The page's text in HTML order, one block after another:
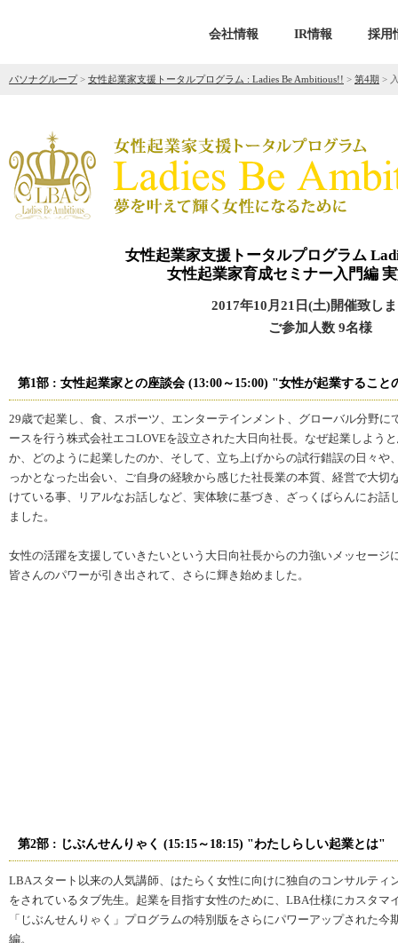
会社情報 IR情報 採用
パソナグループ> 女性起業家支援トータルプログラム : Ladies Be Ambitious!! > 第4期 >
女性起業家支援トータルプログラム
女性起業家育成セミナー入門編
2017年10月21日(土)開催致し
ご参加人数 9名様
第1部 : 女性起業家との座談会 (13:00～15:00) "女性が起業すること
29歳で起業し、食、スポーツ、エンターテインメント、グローバル分野に
ースを行う株式会社エコLOVEを設立された大日向社長。なぜ起業しよう
か、どのように起業したのか、そして、立ち上げからの試行錯誤の日々や
っかとなった出会い、ご自身の経験から感じた社長業の本質、経営で大切
けている事、リアルなお話しなど、実体験に基づき、ざっくばらんにお話
ました。
女性の活躍を支援していきたいという大日向社長からの力強いメッセージ
皆さんのパワーが引き出されて、さらに輝き始めました。
第2部 : じぶんせんりゃく (15:15～18:15) "わたしらしい起業とは"
LBAスタート以来の人気講師、はたらく女性に向けに独自のコンサルティ
をされているタブ先生。起業を目指す女性のために、LBA仕様にカスタマ
「じぶんせんりゃく」プログラムの特別版をさらにパワーアップされた今
編。